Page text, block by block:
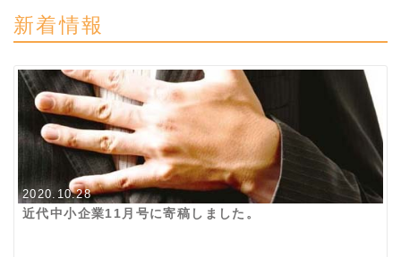
新着情報
2020.10.28
近代中小企業11月号に寄稿しました。